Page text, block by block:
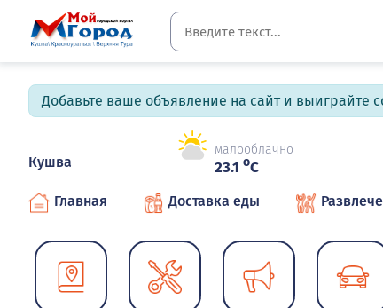
Добавьте ваше объявление на сайт и выиграйте
Кушва
малооблачно
23.1 oC
Главная Доставка еды